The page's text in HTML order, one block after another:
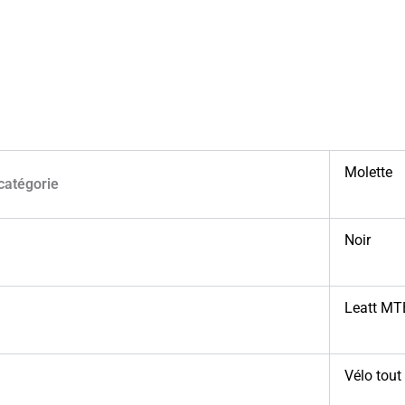
Molette
Noir
Leatt
Vélo tout